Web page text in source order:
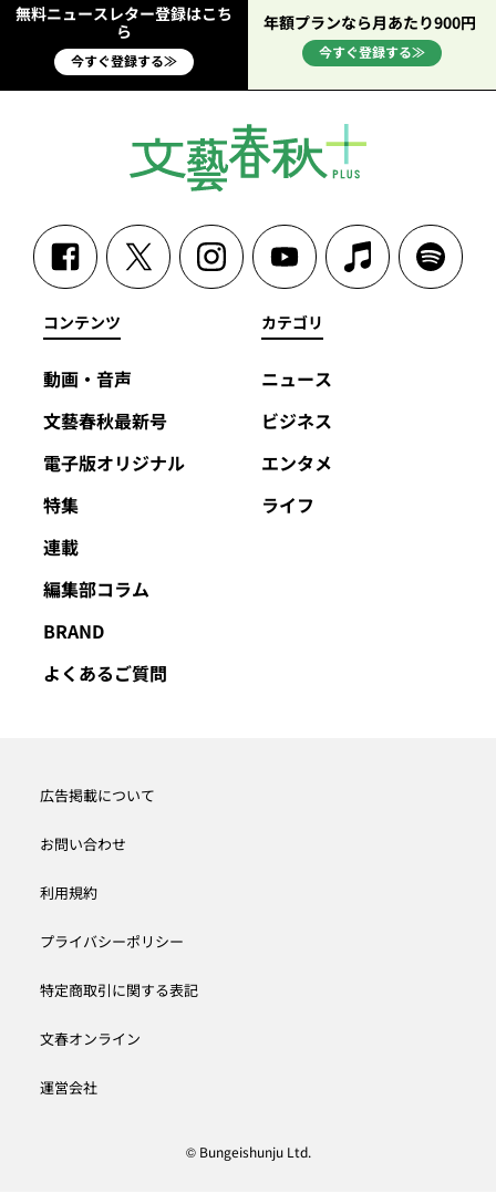
無料ニュースレター登録はこち
ら
今すぐ登録する≫
年額プランなら月あたり900円
今すぐ登録する≫
コンテンツ
動画・音声
文藝春秋最新号
電子版オリジナル
特集
連載
編集部コラム
BRAND
よくあるご質問
カテゴリ
ニュース
ビジネス
エンタメ
ライフ
広告掲載について
お問い合わせ
利用規約
プライバシーポリシー
特定商取引に関する表記
文春オンライン
運営会社
© Bungeishunju Ltd.